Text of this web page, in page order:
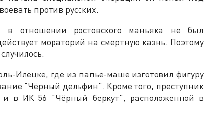
против русских.
в отношении ростовского маньяка не был
мораторий на смертную казнь. Поэтому
Илецке, где из папье-маше изготовил фигуру
"Чёрный дельфин". Кроме того, преступник
в ИК-56 "Чёрный беркут", расположенной в